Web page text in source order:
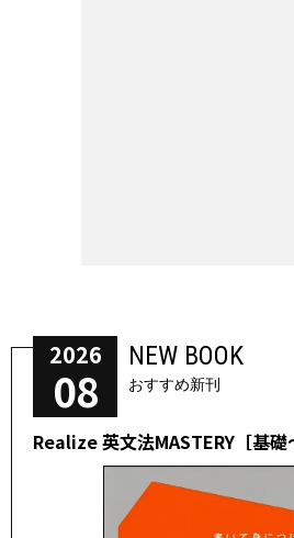
2026
08
NEW BOOK
おすすめ新刊
Realize 英文法MASTERY［基礎